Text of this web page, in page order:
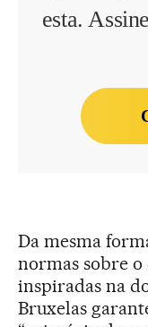
esta.
Da mesma
normas sobre
inspiradas na
Bruxelas